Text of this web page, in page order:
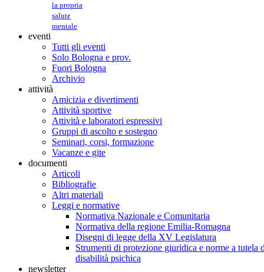
la propria
salute
mentale
eventi
Tutti gli eventi
Solo Bologna e prov.
Fuori Bologna
Archivio
attività
Amicizia e divertimenti
Attività sportive
Attività e laboratori espressivi
Gruppi di ascolto e sostegno
Seminari, corsi, formazione
Vacanze e gite
documenti
Articoli
Bibliografie
Altri materiali
Leggi e normative
Normativa Nazionale e Comunitaria
Normativa della regione Emilia-Romagna
Disegni di legge della XV Legislatura
Strumenti di protezione giuridica e norme a tutela
disabilità psichica
newsletter